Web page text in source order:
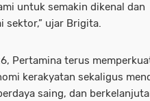
untuk semakin dikenal dan
sektor,” ujar Brigita.
Pertamina terus
kerakyatan sekaligus
saing, dan